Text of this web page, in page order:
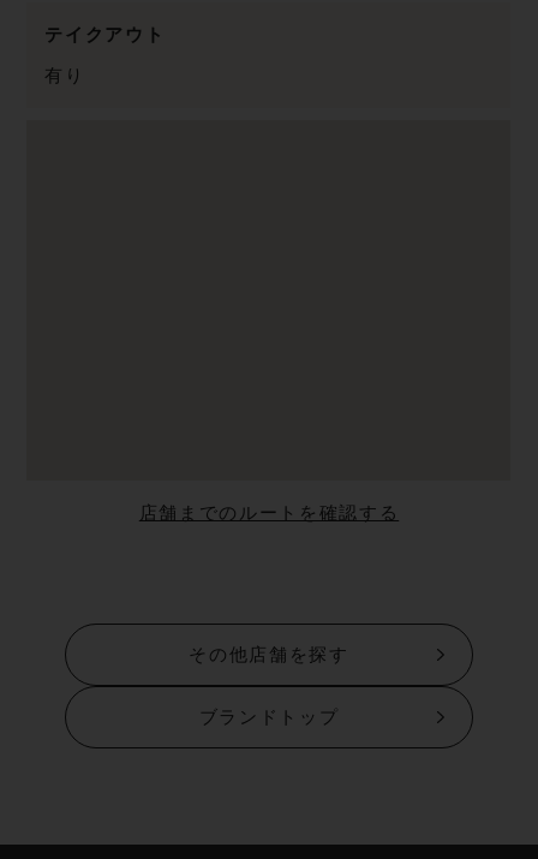
テイクアウト
有り
店舗までのルートを確認する
その他店舗を探す
ブランドトップ